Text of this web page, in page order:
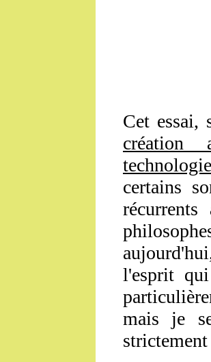
Cet essai,
création
certains
l'esprit
mais je